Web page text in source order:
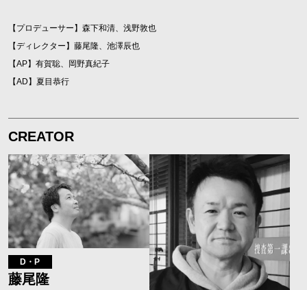
【プロデューサー】森下和清、浅野敦也
【ディレクター】藤尾隆、池澤辰也
【AP】有賀聡、岡野真紀子
【AD】夏目恭行
CREATOR
D・P
藤尾隆